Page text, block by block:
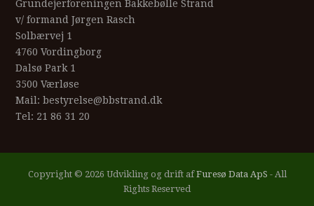
Grundejerforeningen Bakkebølle Strand
v/ formand Jørgen Rasch
Solbærvej 1
4760 Vordingborg
Dalsø Park 1
3500 Værløse
Mail: bestyrelse@bbstrand.dk
Tel: 21 86 31 20
Copyright © 2026 Udvikling og drift afFuresø Data ApS - All
Rights Reserved